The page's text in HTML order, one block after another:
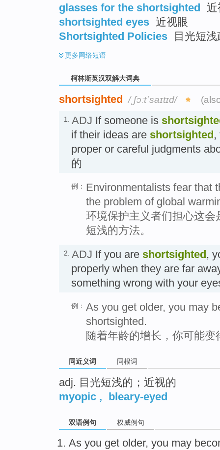
glasses for the shortsighted 近
shortsighted eyes 近视眼
Shortsighted Policies
目光短
更多网络短语
柯林斯英汉双解大词典
shortsighted /ˌʃɔːtˈsaɪtɪd/
1. ADJ If someone is
if their ideas are shortsighted,
proper or careful judgments
的
例： Environmentalists fear that
the problem of global
环境保护主义者们担心这
短浅的方法。
2. ADJ If you are shortsighted,
properly when they are far
something wrong with your
例： As you get older, you may
shortsighted.
随着年龄的增长，你可能变
同近义词 同根词
adj. 目光短浅的；近视的
myopic , bleary-eyed
双语例句 权威例句
As you get older, you may